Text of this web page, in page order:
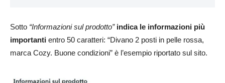
Sotto “Informazioni sul prodotto” indica le informazioni più
importanti entro 50 caratteri: “Divano 2 posti in pelle rossa,
marca Cozy. Buone condizioni” è l’esempio riportato sul sito.